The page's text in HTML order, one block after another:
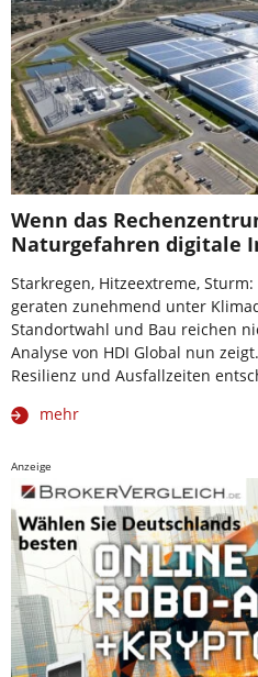
Wenn das
Naturgefahren digitale
Starkregen, Hitzeextreme,
geraten zunehmend unter
Standortwahl und Bau reichen
Analyse von HDI Global nun
Resilienz und Ausfallzeiten
mehr
Anzeige